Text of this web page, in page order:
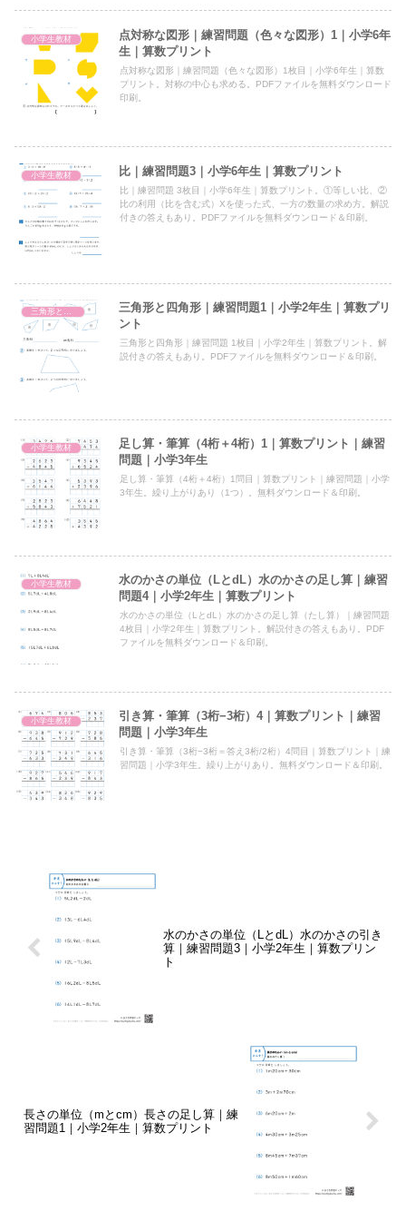
小学生教材
点対称な図形｜練習問題（色々な図形）1｜小学6年
生｜算数プリント
点対称な図形｜練習問題（色々な図形）1枚目｜小学6年生｜算数
プリント。対称の中心も求める。PDFファイルを無料ダウンロード
印刷。
小学生教材 比｜練習問題3｜小学6年生｜算数プリント
比｜練習問題 3枚目｜小学6年生｜算数プリント。①等しい比、②
比の利用（比を含む式）Xを使った式、一方の数量の求め方。解説
付きの答えもあり。PDFファイルを無料ダウンロード＆印刷。
三角形と四角形
三角形と四角形｜練習問題1｜小学2年生｜算数プリ
ント
三角形と四角形｜練習問題 1枚目｜小学2年生｜算数プリント。解
説付きの答えもあり。PDFファイルを無料ダウンロード＆印刷。
小学生教材
足し算・筆算（4桁＋4桁）1｜算数プリント｜練習
問題｜小学3年生
足し算・筆算（4桁＋4桁）1問目｜算数プリント｜練習問題｜小学
3年生。繰り上がりあり（1つ）。無料ダウンロード＆印刷。
小学生教材
水のかさの単位（LとdL）水のかさの足し算｜練習
問題4｜小学2年生｜算数プリント
水のかさの単位（LとdL）水のかさの足し算（たし算）｜練習問題
4枚目｜小学2年生｜算数プリント。解説付きの答えもあり。PDF
ファイルを無料ダウンロード＆印刷。
小学生教材
引き算・筆算（3桁−3桁）4｜算数プリント｜練習
問題｜小学3年生
引き算・筆算（3桁−3桁＝答え3桁/2桁）4問目｜算数プリント｜練
習問題｜小学3年生。繰り上がりあり。無料ダウンロード＆印刷。
水のかさの単位（LとdL）水のかさの引き
算｜練習問題3｜小学2年生｜算数プリン
ト
長さの単位（mとcm）長さの足し算｜練
習問題1｜小学2年生｜算数プリント